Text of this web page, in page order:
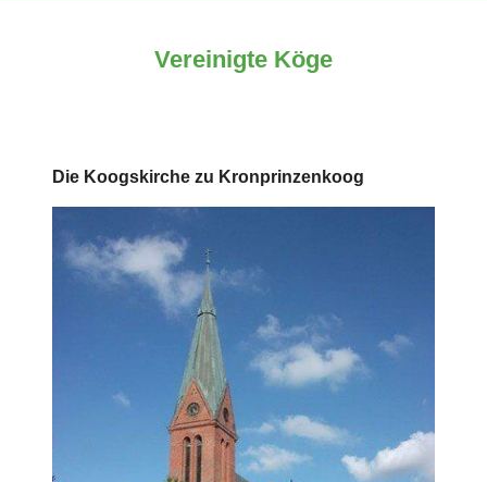
Vereinigte Köge
Die Koogskirche zu Kronprinzenkoog